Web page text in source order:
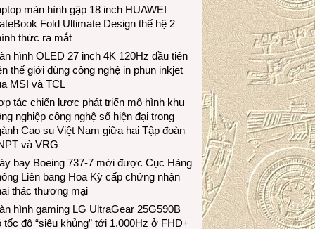
màn hình gập 18 inch HUAWEI
Fold Ultimate Design thế hệ 2
thức ra mắt
hình OLED 27 inch 4K 120Hz đầu tiên
thế giới dùng công nghệ in phun inkjet
MSI và TCL
tác chiến lược phát triển mô hình khu
nghiệp công nghệ số hiện đại trong
Cao su Việt Nam giữa hai Tập đoàn
và VRG
bay Boeing 737-7 mới được Cục Hàng
Liên bang Hoa Kỳ cấp chứng nhận
thác thương mại
hình gaming LG UltraGear 25G590B
tốc độ “siêu khủng” tới 1.000Hz ở FHD+